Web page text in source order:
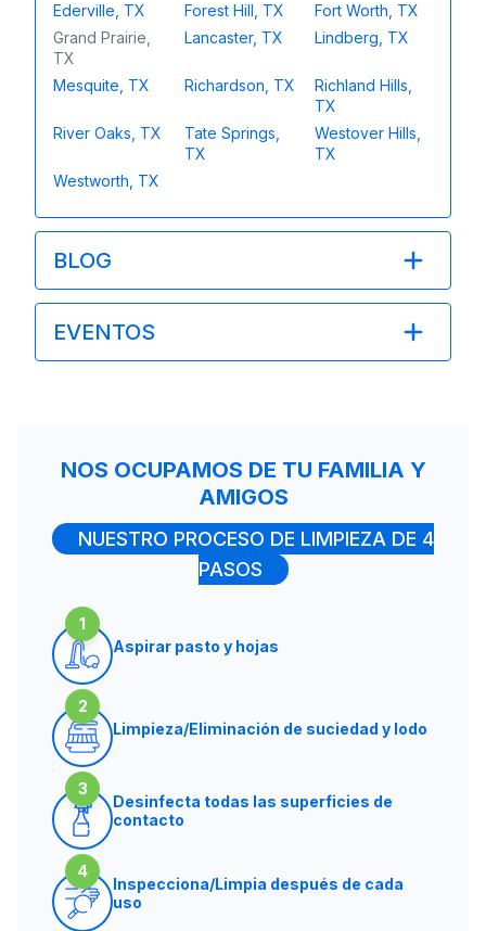
Ederville, TX Forest Hill, TX
Fort Worth, TX
Grand Prairie,
TX
Lancaster, TX Lindberg, TX
Mesquite, TX Richardson, TX
Richland Hills,
TX
River Oaks, TX
Tate Springs,
TX
Westover Hills,
TX
Westworth, TX
BLOG
EVENTOS
NOS OCUPAMOS DE TU FAMILIA Y
AMIGOS
NUESTRO PROCESO DE LIMPIEZA DE 4
PASOS
1
Aspirar pasto y hojas
2
Limpieza/Eliminación de suciedad y lodo
3
Desinfecta todas las superficies de
contacto
4
Inspecciona/Limpia después de cada
uso